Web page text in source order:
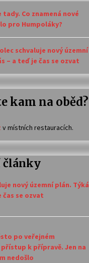
tady. Co znamená nové
pro Humpoláky?
schvaluje nový územní
– a teď je čas se ozvat
kam na oběd?
v místních restauracích.
články
nový územní plán. Týká
čas se ozvat
po veřejném
k přípravě. Jen na
nedošlo